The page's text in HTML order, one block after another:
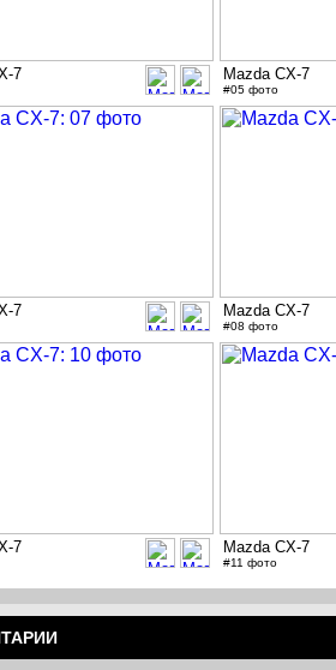
7 Mazda CX-7
#05 фото
7 Mazda CX-7
#08 фото
7 Mazda CX-7
#11 фото